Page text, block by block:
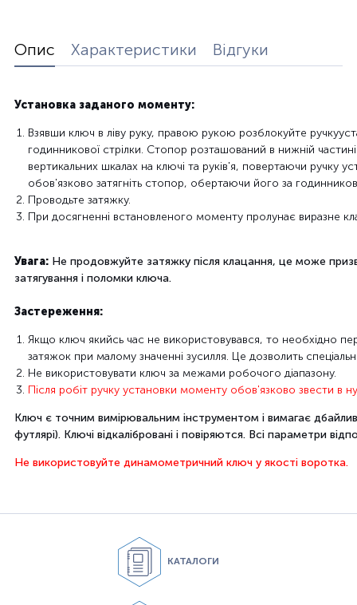
Опис Характеристики Відгуки
Установка заданого моменту:
Взявши ключ в ліву руку, правою рукою розблокуйте ручку
годинникової стрілки. Стопор розташований в нижній частині
вертикальних шкалах на ключі та руків'я, повертаючи ручку
обов'язково затягніть стопор, обертаючи його за
Проводьте затяжку.
При досягненні встановленого моменту пролунає виразне
Увага: Не продовжуйте затяжку після клацання, це може
затягування і поломки ключа.
Застереження:
Якщо ключ якийсь час не використовувався, то необхідно
затяжок при малому значенні зусилля. Це дозволить
Не використовувати ключ за межами робочого діапазону.
Після робіт ручку установки моменту обов'язково звести в
Ключ є точним вимірювальним інструментом і вимагає
футлярі). Ключі відкалібровані і повіряются. Всі параметри
Не використовуйте динамометричний ключ у якості воротка.
КАТАЛОГИ